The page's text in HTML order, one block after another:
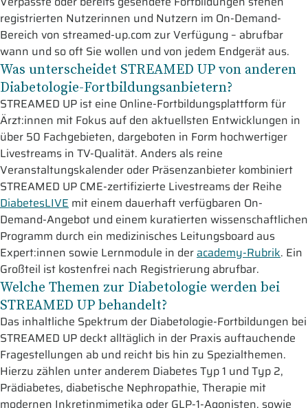
registrierten Nutzerinnen und Nutzern im On-Demand-
Bereich von streamed-up.com zur Verfügung – abrufbar
wann und so oft Sie wollen und von jedem Endgerät aus.
Was unterscheidet STREAMED UP von anderen
Diabetologie-Fortbildungsanbietern?
STREAMED UP ist eine Online-Fortbildungsplattform für
Ärzt:innen mit Fokus auf den aktuellsten Entwicklungen in
über 50 Fachgebieten, dargeboten in Form hochwertiger
Livestreams in TV-Qualität. Anders als reine
Veranstaltungskalender oder Präsenzanbieter kombiniert
STREAMED UP CME-zertifizierte Livestreams der Reihe
DiabetesLIVE mit einem dauerhaft verfügbaren On-
Demand-Angebot und einem kuratierten wissenschaftlichen
Programm durch ein medizinisches Leitungsboard aus
Expert:innen sowie Lernmodule in deracademy-Rubrik. Ein
Großteil ist kostenfrei nach Registrierung abrufbar.
Welche Themen zur Diabetologie werden bei
STREAMED UP behandelt?
Das inhaltliche Spektrum der Diabetologie-Fortbildungen bei
STREAMED UP deckt alltäglich in der Praxis auftauchende
Fragestellungen ab und reicht bis hin zu Spezialthemen.
Hierzu zählen unter anderem Diabetes Typ 1 und Typ 2,
Prädiabetes, diabetische Nephropathie, Therapie mit
modernen Inkretinmimetika oder GLP-1-Agonisten, sowie